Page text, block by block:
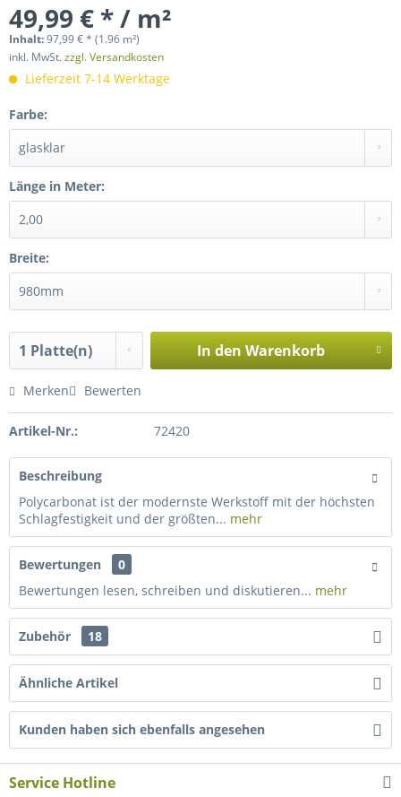
49,99 € * / m²
Inhalt:97,99 € * (1.96 m²)
inkl. MwSt.zzgl. Versandkosten
Lieferzeit 7-14 Werktage
Farbe:
Länge in Meter:
Breite:
In den Warenkorb
Merken Bewerten
Artikel-Nr.: 72420
Beschreibung
Polycarbonat ist der modernste Werkstoff mit der höchsten
Schlagfestigkeit und der größten... mehr
Bewertungen
0
Bewertungen lesen, schreiben und diskutieren... mehr
Zubehör 18
Ähnliche Artikel
Kunden haben sich ebenfalls angesehen
Service Hotline